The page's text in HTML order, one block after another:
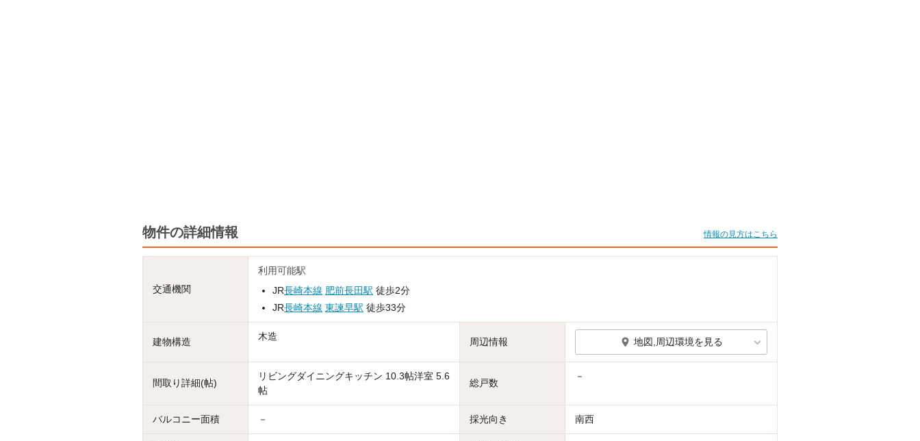
物件の詳細情報 情報の見方はこちら
交通機関
利用可能駅
JR長崎本線 肥前長田駅 徒歩2分
JR長崎本線 東諫早駅 徒歩33分
建物構造 木造 周辺情報 地図,周辺環境を見る
間取り詳細(帖)
リビングダイニングキッチン 10.3帖洋室 5.6
帖
総戸数
－
バルコニー面積 － 採光向き 南西